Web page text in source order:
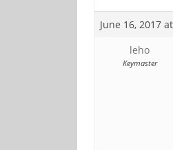
June 16, 2017
leho
Keymaster